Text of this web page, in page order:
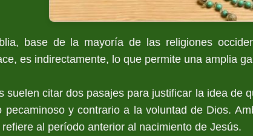
base de la mayoría de las religiones
es indirectamente, lo que permite una amplia
suelen citar dos pasajes para justificar la idea de
pecaminoso y contrario a la voluntad de Dios.
al período anterior al nacimiento de Jesús.